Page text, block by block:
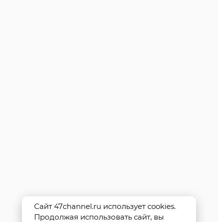
Сайт 47channel.ru использует cookies.
Продолжая использовать сайт, вы